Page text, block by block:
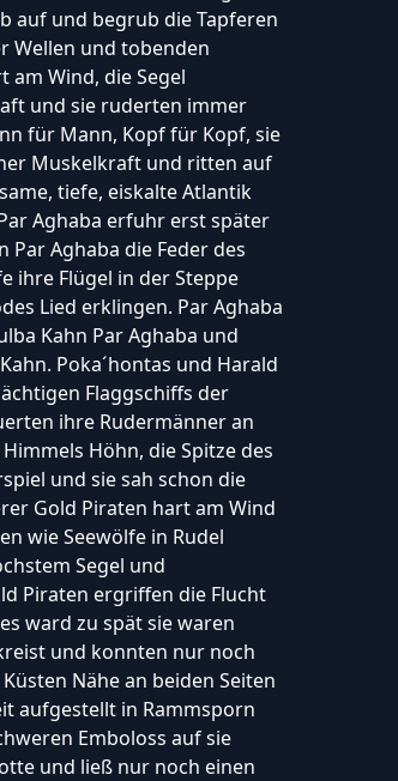
auf und begrub die Tapferen
Wellen und tobenden
am Wind, die Segel
und sie ruderten immer
für Mann, Kopf für Kopf, sie
Muskelkraft und ritten auf
tiefe, eiskalte Atlantik
Aghaba erfuhr erst später
Aghaba die Feder des
ihre Flügel in der Steppe
Lied erklingen. Par Aghaba
Kahn Par Aghaba und
Poka´hontas und Harald
Flaggschiffs der
ihre Rudermänner an
Höhn, die Spitze des
und sie sah schon die
Gold Piraten hart am Wind
wie Seewölfe in Rudel
Segel und
Piraten ergriffen die Flucht
ward zu spät sie waren
und konnten nur noch
Nähe an beiden Seiten
aufgestellt in Rammsporn
Emboloss auf sie
und ließ nur noch einen